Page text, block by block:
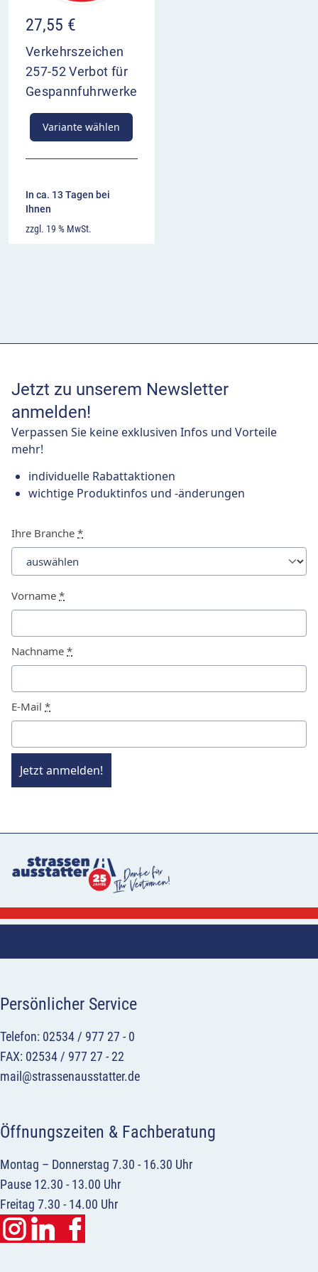
27,55 €
Verkehrszeichen
257-52 Verbot für
Gespannfuhrwerke
Variante wählen
In ca. 13 Tagen bei
Ihnen
zzgl. 19 % MwSt.
Jetzt zu unserem Newsletter
anmelden!
Verpassen Sie keine exklusiven Infos und Vorteile
mehr!
individuelle Rabattaktionen
wichtige Produktinfos und -änderungen
Ihre Branche *
Vorname *
Nachname *
E-Mail *
Jetzt anmelden!
Persönlicher Service
Telefon: 02534 / 977 27 - 0
FAX: 02534 / 977 27 - 22
mail@strassenausstatter.de
Öffnungszeiten & Fachberatung
Montag – Donnerstag 7.30 - 16.30 Uhr
Pause 12.30 - 13.00 Uhr
Freitag 7.30 - 14.00 Uhr